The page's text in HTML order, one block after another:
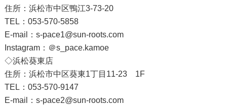
住所：浜松市中区鴨江3-73-20
TEL：053-570-5858
E-mail：s-pace1@sun-roots.com
Instagram： ＠s_pace.kamoe
◇浜松葵東店
住所：浜松市中区葵東1丁目11-23 1F
TEL：053-570-9147
E-mail：s-pace2@sun-roots.com